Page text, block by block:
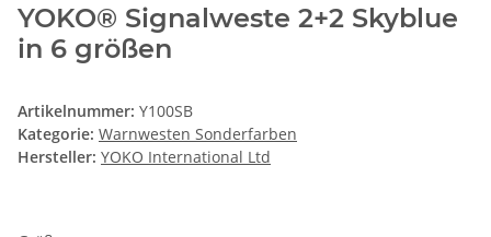
YOKO® Signalweste 2+2 Skyblue
in 6 größen
Artikelnummer: Y100SB
Kategorie: Warnwesten Sonderfarben
Hersteller: YOKO International Ltd